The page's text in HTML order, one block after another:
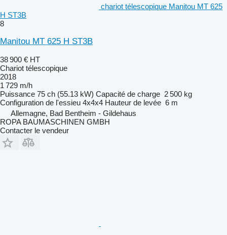
chariot télescopique Manitou MT 625
H ST3B
8
Manitou MT 625 H ST3B
38 900 € HT
Chariot télescopique
2018
1 729 m/h
Puissance 75 ch (55.13 kW) Capacité de charge 2 500 kg
Configuration de l'essieu 4x4x4 Hauteur de levée 6 m
Allemagne, Bad Bentheim - Gildehaus
ROPA BAUMASCHINEN GMBH
Contacter le vendeur